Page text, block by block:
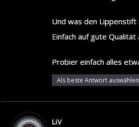
Und was den Lippenstift
Einfach auf gute Qualität
Probier einfach alles
Als beste Antwort auswählen
LiV